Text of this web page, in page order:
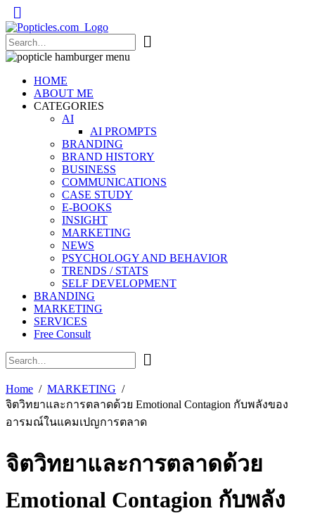
Popticles.com
HOME
ABOUT ME
CATEGORIES
AI
AI PROMPTS
BRANDING
BRAND HISTORY
BUSINESS
COMMUNICATIONS
CASE STUDY
E-BOOKS
INSIGHT
MARKETING
NEWS
PSYCHOLOGY AND BEHAVIOR
TRENDS / STATS
SELF DEVELOPMENT
BRANDING
MARKETING
SERVICES
Free Consult
Home
MARKETING
จิตวิทยาและการตลาดด้วย Emotional Contagion กับพลังของ
อารมณ์ในแคมเปญการตลาด
จิตวิทยาและการตลาดด้วย
Emotional Contagion กับพลัง